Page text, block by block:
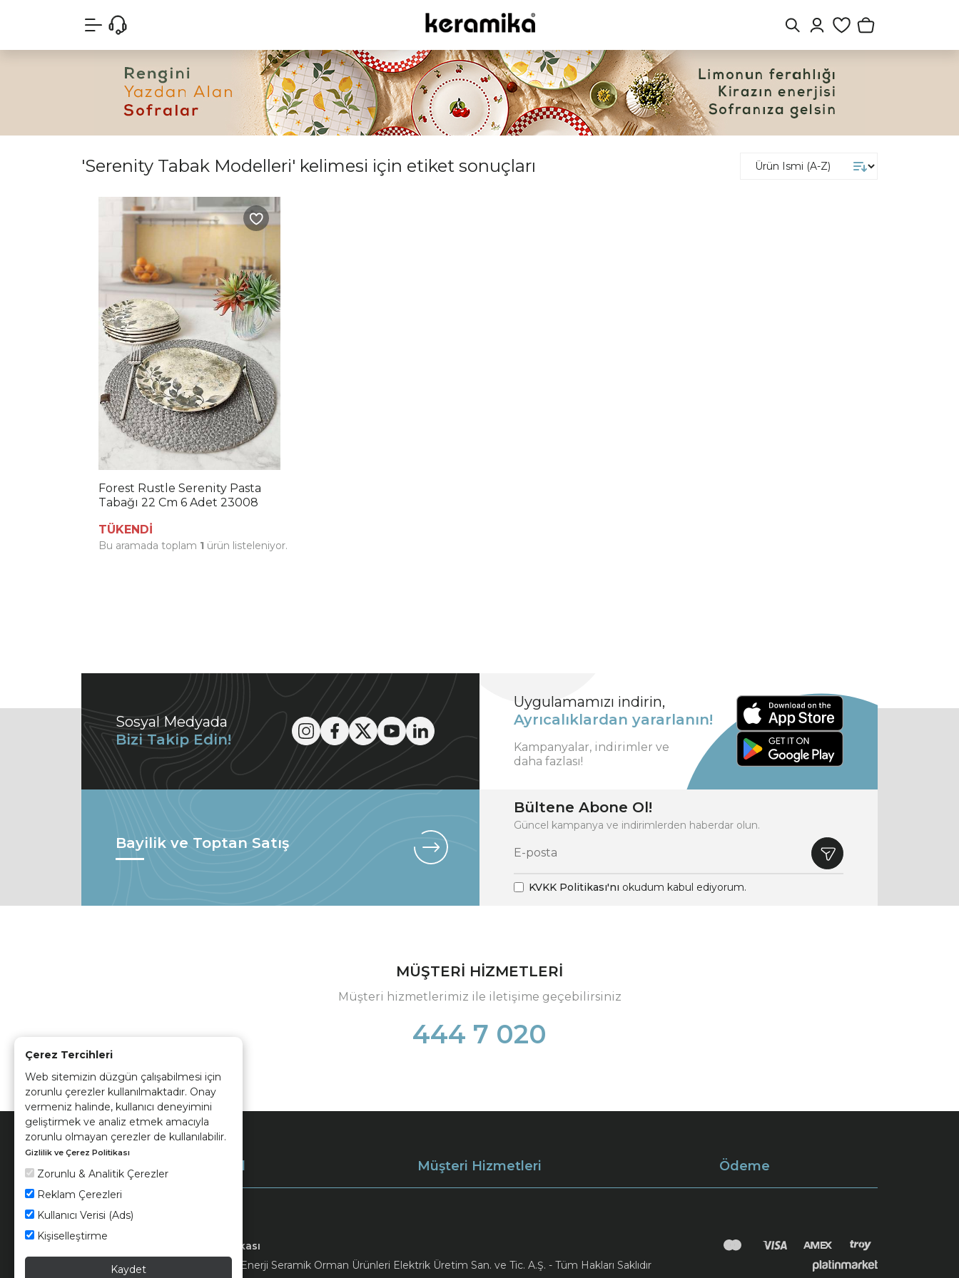
Çerez Tercihleri
Web sitemizin düzgün çalışabilmesi için
zorunlu çerezler kullanılmaktadır. Onay
vermeniz halinde, kullanıcı deneyimini
geliştirmek ve analiz etmek amacıyla
zorunlu olmayan çerezler de kullanılabilir.
Gizlilik ve Çerez Politikası
Zorunlu & Analitik Çerezler
Reklam Çerezleri
Kullanıcı Verisi (Ads)
Kişiselleştirme
Kaydet
'Serenity Tabak Modelleri' kelimesi için etiket sonuçları
Forest Rustle Serenity Pasta
Tabağı 22 Cm 6 Adet 23008
TÜKENDİ
Bu aramada toplam 1 ürün listeleniyor.
Sosyal Medyada
Bizi Takip Edin!
Uygulamamızı indirin,
Ayrıcalıklardan yararlanın!
Kampanyalar, indirimler ve
daha fazlası!
Bayilik ve Toptan Satış
Bültene Abone Ol!
Güncel kampanya ve indirimlerden haberdar olun.
KVKK Politikası'nı okudum kabul ediyorum.
MÜŞTERİ HİZMETLERİ
Müşteri hizmetlerimiz ile iletişime geçebilirsiniz
444 7 020
Müşteri Hizmetleri Ödeme
Kvkk ve Çerez Politikası
© 2026 Ünsa Madencilik Turizm Enerji Seramik Orman Ürünleri Elektrik Üretim San. ve Tic. A.Ş. - Tüm Hakları Saklıdır